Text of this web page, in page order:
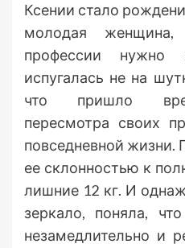
Ксении стало
молодая
профессии нужно
испугалась не на
что пришло
пересмотра своих
повседневной жизни.
ее склонностью к
лишние 12 кг. И
зеркало, поняла,
незамедлительно и